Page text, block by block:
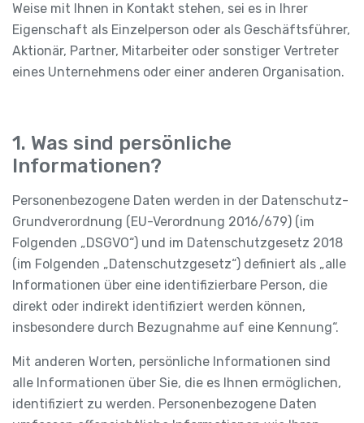
Weise mit Ihnen in Kontakt stehen, sei es in Ihrer
Eigenschaft als Einzelperson oder als Geschäftsführer,
Aktionär, Partner, Mitarbeiter oder sonstiger Vertreter
eines Unternehmens oder einer anderen Organisation.
1. Was sind persönliche
Informationen?
Personenbezogene Daten werden in der Datenschutz-
Grundverordnung (EU-Verordnung 2016/679) (im
Folgenden „DSGVO“) und im Datenschutzgesetz 2018
(im Folgenden „Datenschutzgesetz“) definiert als „alle
Informationen über eine identifizierbare Person, die
direkt oder indirekt identifiziert werden können,
insbesondere durch Bezugnahme auf eine Kennung“.
Mit anderen Worten, persönliche Informationen sind
alle Informationen über Sie, die es Ihnen ermöglichen,
identifiziert zu werden. Personenbezogene Daten